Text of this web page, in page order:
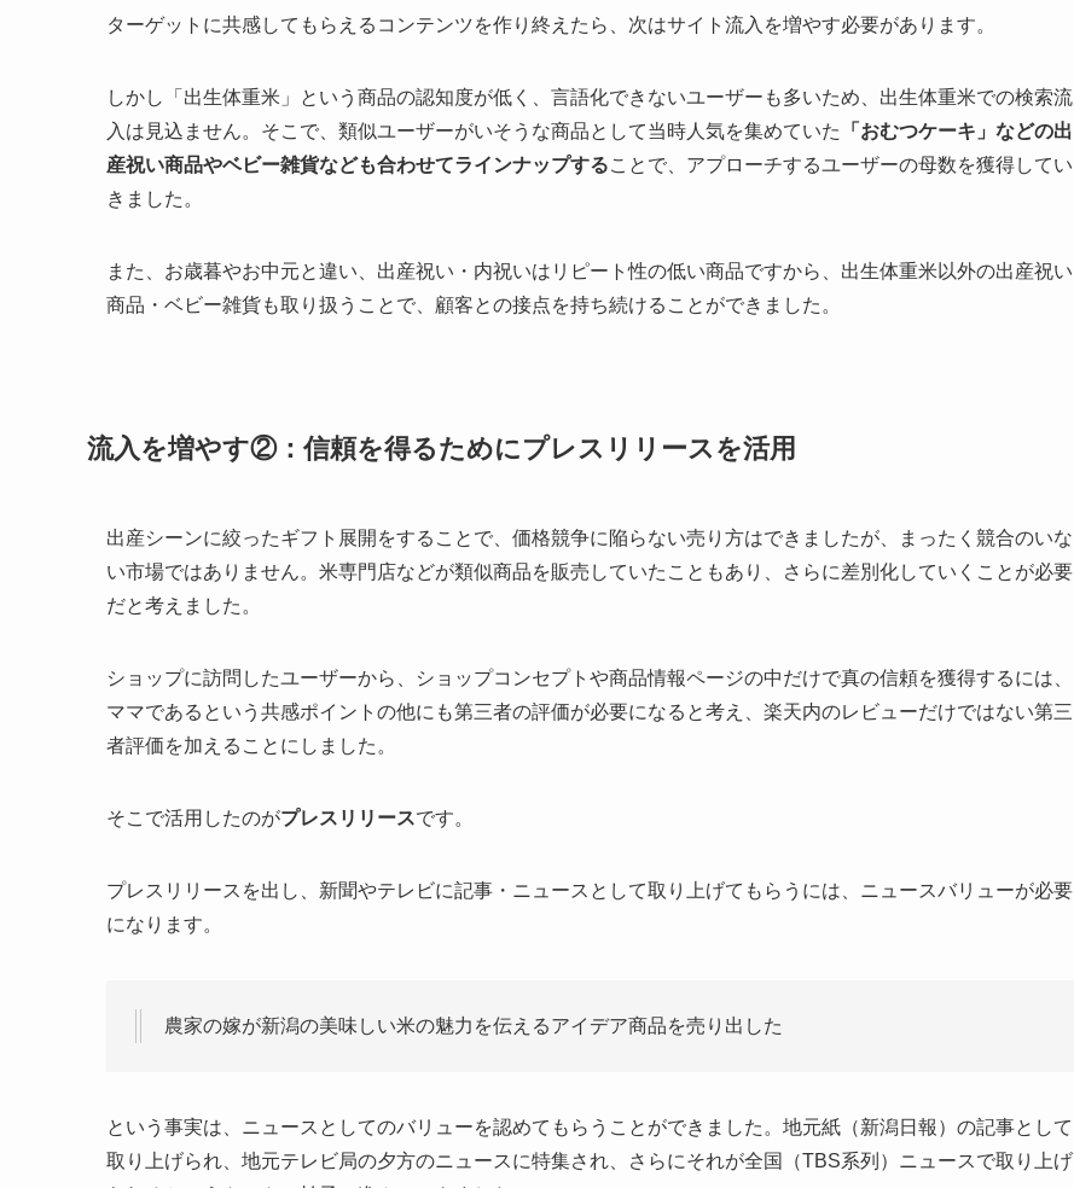
ターゲットに共感してもらえるコンテンツを作り終えたら、次はサイト流入を増やす必要があります。
しかし「出生体重米」という商品の認知度が低く、言語化できないユーザーも多いため、出生体重米での検索流
入は見込ません。そこで、類似ユーザーがいそうな商品として当時人気を集めていた
「おむつケーキ」などの出
産祝い商品やベビー雑貨なども合わせてラインナップすることで、アプローチするユーザーの母数を獲得してい
きました。
また、お歳暮やお中元と違い、出産祝い・内祝いはリピート性の低い商品ですから、出生体重米以外の出産祝い
商品・ベビー雑貨も取り扱うことで、顧客との接点を持ち続けることができました。
流入を増やす②：信頼を得るためにプレスリリースを活用
出産シーンに絞ったギフト展開をすることで、価格競争に陥らない売り方はできましたが、まったく競合のいな
い市場ではありません。米専門店などが類似商品を販売していたこともあり、さらに差別化していくことが必要
だと考えました。
ショップに訪問したユーザーから、ショップコンセプトや商品情報ページの中だけで真の信頼を獲得するには、
ママであるという共感ポイントの他にも第三者の評価が必要になると考え、楽天内のレビューだけではない第三
者評価を加えることにしました。
そこで活用したのがプレスリリースです。
プレスリリースを出し、新聞やテレビに記事・ニュースとして取り上げてもらうには、ニュースバリューが必要
になります。
農家の嫁が新潟の美味しい米の魅力を伝えるアイデア商品を売り出した
という事実は、ニュースとしてのバリューを認めてもらうことができました。地元紙（新潟日報）の記事として
取り上げられ、地元テレビ局の夕方のニュースに特集され、さらにそれが全国（TBS系列）ニュースで取り上げ